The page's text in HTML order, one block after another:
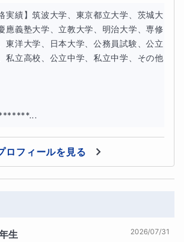
実績】筑波大学、東京都立大学、茨城大
應義塾大学、立教大学、明治大学、専修
東洋大学、日本大学、公務員試験、公立
私立高校、公立中学、私立中学、その他
ロフィールを見る
生 2026/07/31